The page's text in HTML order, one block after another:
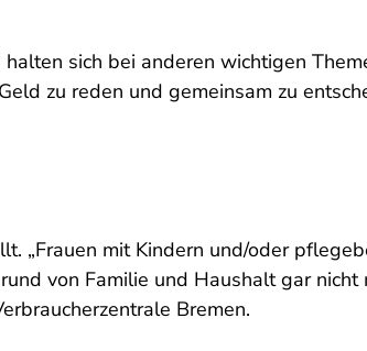
sich bei anderen wichtigen
zu reden und gemeinsam zu
„Frauen mit Kindern und/oder
von Familie und Haushalt gar
Bremen.